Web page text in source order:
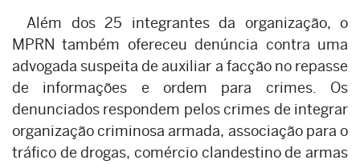
Além dos 25 integrantes da organização, o
MPRN também ofereceu denúncia contra uma
advogada suspeita de auxiliar a facção no repasse
de informações e ordem para crimes. Os
denunciados respondem pelos crimes de integrar
organização criminosa armada, associação para o
tráfico de drogas, comércio clandestino de armas